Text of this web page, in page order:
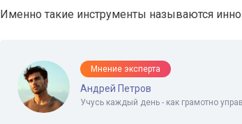
Именно такие инструменты называются
Мнение эксперта
Андрей Петров
Учусь каждый день - как грамотно